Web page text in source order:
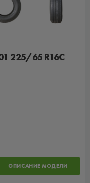
225/65 R16C
ОПИСАНИЕ МОДЕЛИ